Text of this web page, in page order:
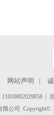
网站声明
限公司 Copyright©